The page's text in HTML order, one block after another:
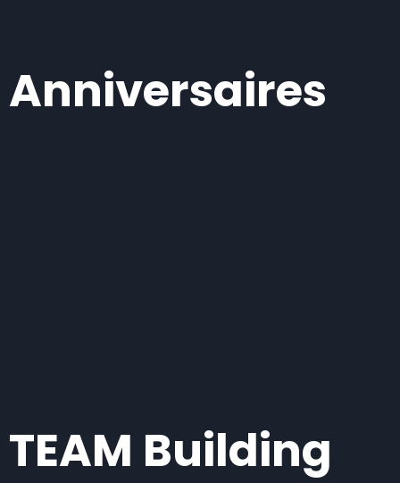
Anniversaires
TEAM Building